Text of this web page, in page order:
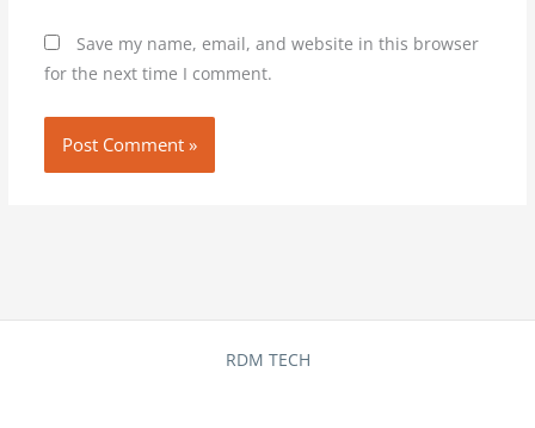
Save my name, email, and website in this browser
for the next time I comment.
RDM TECH